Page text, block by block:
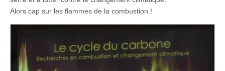
Alors cap sur les flammes de la combustion !